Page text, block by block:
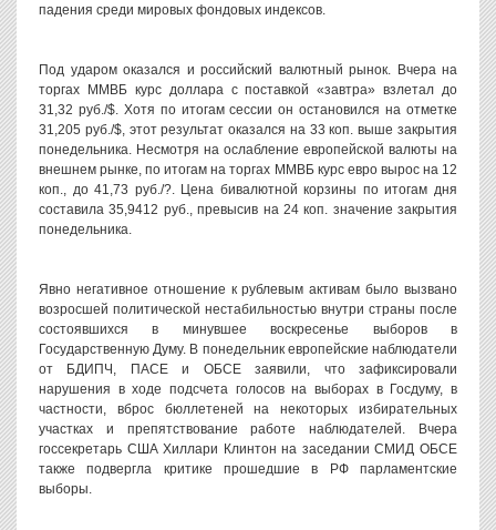
падения среди мировых фондовых индексов.
Под ударом оказался и российский валютный рынок. Вчера на
торгах ММВБ курс доллара с поставкой «завтра» взлетал до
31,32 руб./$. Хотя по итогам сессии он остановился на отметке
31,205 руб./$, этот результат оказался на 33 коп. выше закрытия
понедельника. Несмотря на ослабление европейской валюты на
внешнем рынке, по итогам на торгах ММВБ курс евро вырос на 12
коп., до 41,73 руб./?. Цена бивалютной корзины по итогам дня
составила 35,9412 руб., превысив на 24 коп. значение закрытия
понедельника.
Явно негативное отношение к рублевым активам было вызвано
возросшей политической нестабильностью внутри страны после
состоявшихся в минувшее воскресенье выборов в
Государственную Думу. В понедельник европейские наблюдатели
от БДИПЧ, ПАСЕ и ОБСЕ заявили, что зафиксировали
нарушения в ходе подсчета голосов на выборах в Госдуму, в
частности, вброс бюллетеней на некоторых избирательных
участках и препятствование работе наблюдателей. Вчера
госсекретарь США Хиллари Клинтон на заседании СМИД ОБСЕ
также подвергла критике прошедшие в РФ парламентские
выборы.